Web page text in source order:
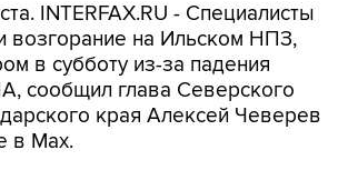
INTERFAX.RU - Специалисты
возгорание на Ильском НПЗ,
в субботу из-за падения
сообщил глава Северского
края Алексей Чеверев
в Max.